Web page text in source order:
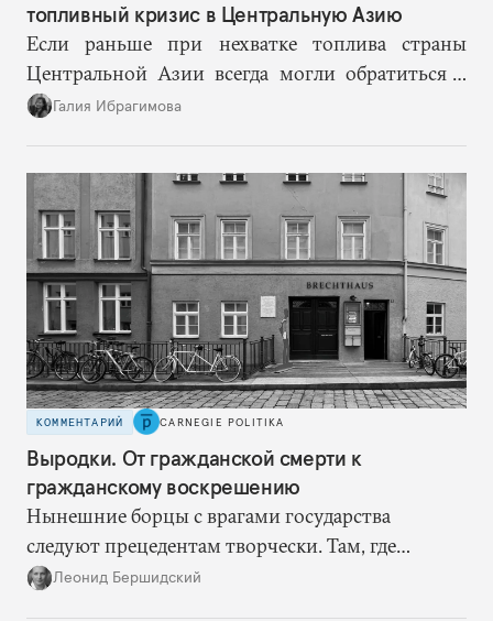
топливный кризис в Центральную Азию
Если раньше при нехватке топлива страны
Центральной Азии всегда могли обратиться к
Москве за дополнительными объемами, то
Галия Ибрагимова
КОММЕНТАРИЙ CARNEGIE POLITIKA
Выродки. От гражданской смерти к
гражданскому воскрешению
Нынешние борцы с врагами государства
следуют прецедентам творчески. Там, где
нацисты торопились в революционном угаре,
Леонид Бершидский